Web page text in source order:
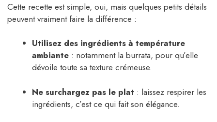
Cette recette est simple, oui, mais quelques petits détails
peuvent vraiment faire la différence :
Utilisez des ingrédients à température
ambiante : notamment la burrata, pour qu’elle
dévoile toute sa texture crémeuse.
Ne surchargez pas le plat : laissez respirer les
ingrédients, c’est ce qui fait son élégance.